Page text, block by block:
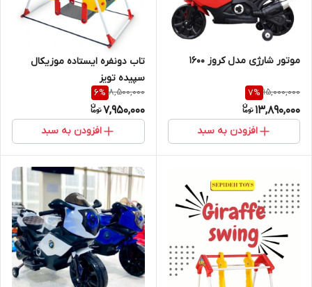
موتور شارژی مدل کروز 1600
15,000,000
7%
13,890,000
افزودن به سبد
تاب دو‌نفره ایستاده موزیکال
سپیده تویز
8,500,000
6%
7,950,000
افزودن به سبد